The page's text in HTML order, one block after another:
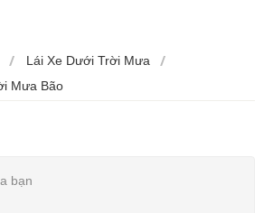
Lái Xe Dưới Trời Mưa
Mưa Bão